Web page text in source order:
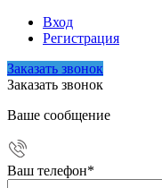
Вход
Регистрация
Заказать звонок
Заказать звонок
Ваше сообщение
Ваш телефон*